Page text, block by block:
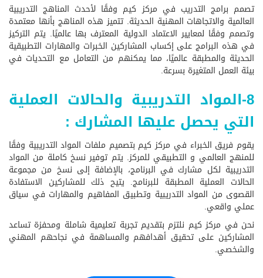
تصمم برامج التدريب في مركز كيم وفقًا لأحدث المناهج التدريبية
العالمية والاتجاهات المهنية الحديثة. تتميز هذه المناهج بأنها معتمدة
وتصمم وفقًا لمعايير الاعتماد الدولية المعترف بها عالميًا. يتم التركيز
في هذه البرامج على إكساب المشاركين الخبرات والمهارات التطبيقية
الحديثة والمطبقة عالميًا، مما يمكنهم من التعامل مع التحديات في
بيئة العمل المتغيرة بسرعة.
8-المواد التدريبية والحالات العملية
التي يحصل عليها المشارك :
يقوم فريق الخبراء في مركز كيم بتصميم ملفات المواد التدريبية وفقًا
للمنهج العالمي و التطبيقي للمركز. يتم توفير نسخ كاملة من المواد
التدريبية لكل مشارك في البرنامج، بالإضافة إلى نسخ من مجموعة
الحالات العملية المطبقة للبرنامج. يتيح ذلك للمشاركين الاستفادة
القصوى من المواد التدريبية وتطبيق المفاهيم والمهارات في سياق
عملي واقعي.
نحن في مركز كيم نلتزم بتقديم تجربة تعليمية شاملة ومحفزة تساعد
المشاركين على تحقيق أهدافهم والمساهمة في نجاحهم المهني
والشخصي.